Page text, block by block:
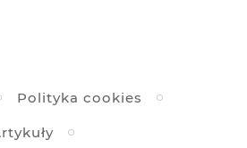
Polityka cookies